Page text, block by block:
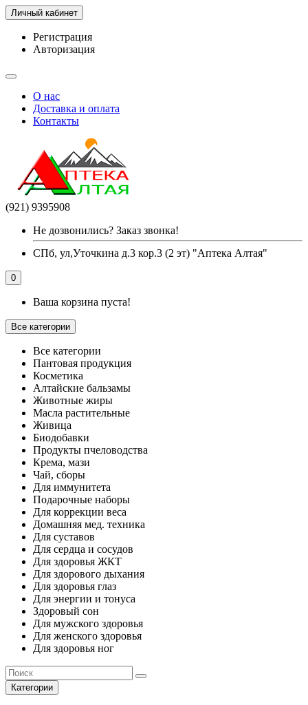
Личный кабинет
Регистрация
Авторизация
О нас
Доставка и оплата
Контакты
(921) 9395908
Не дозвонились? Заказ звонка!
СПб, ул,Уточкина д.3 кор.3 (2 эт) "Аптека Алтая"
0
Ваша корзина пуста!
Все категории
Все категории
Пантовая продукция
Косметика
Алтайские бальзамы
Животные жиры
Масла растительные
Живица
Биодобавки
Продукты пчеловодства
Крема, мази
Чай, сборы
Для иммунитета
Подарочные наборы
Для коррекции веса
Домашняя мед. техника
Для суставов
Для сердца и сосудов
Для здоровья ЖКТ
Для здорового дыхания
Для здоровья глаз
Для энергии и тонуса
Здоровый сон
Для мужского здоровья
Для женского здоровья
Для здоровья ног
Категории